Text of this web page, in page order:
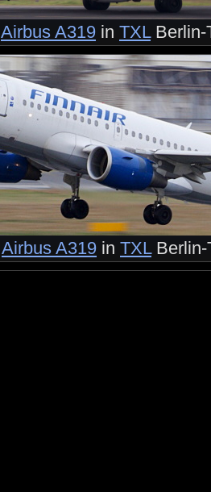
Airbus A319 in TXLBerlin-
Airbus A319 in TXLBerlin-